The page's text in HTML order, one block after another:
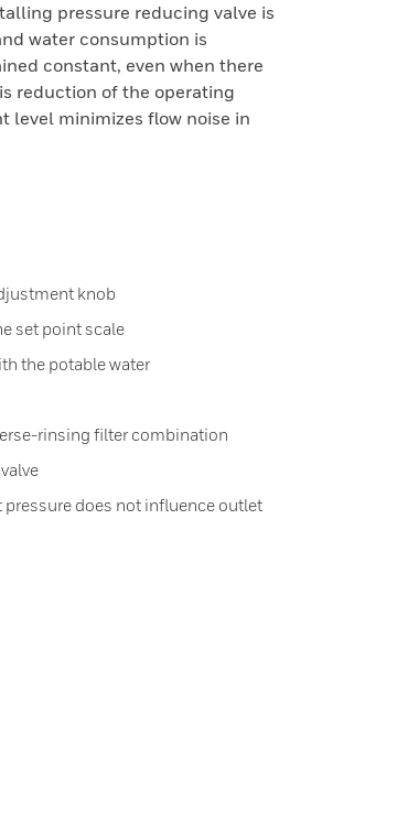
pressure reducing valve is
water consumption is
constant, even when there
reduction of the operating
level minimizes flow noise in
knob
set point scale
the potable water
rinsing filter combination
does not influence outlet